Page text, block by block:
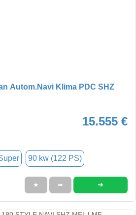
Autom.Navi Klima PDC SHZ
15.555 €
90 kw (122 PS)
★ ➦ ➜